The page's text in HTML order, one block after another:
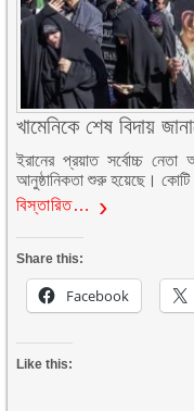
খামেনিকে শেষ বিদায়
ইরানের প্রয়াত সর্বোচ্চ নেতা
আনুষ্ঠানিকতা শুরু হয়েছে। কোটি
বিস্তারিত…
Share this:
Facebook
Like this: